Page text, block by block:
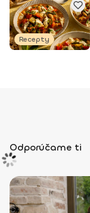
Recepty
Odporúčame ti